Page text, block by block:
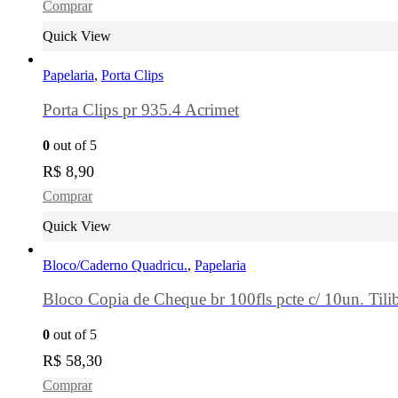
Comprar
Quick View
Papelaria, Porta Clips
Porta Clips pr 935.4 Acrimet
0 out of 5
R$ 8,90
Comprar
Quick View
Bloco/Caderno Quadricu., Papelaria
Bloco Copia de Cheque br 100fls pcte c/ 10un.
0 out of 5
R$ 58,30
Comprar